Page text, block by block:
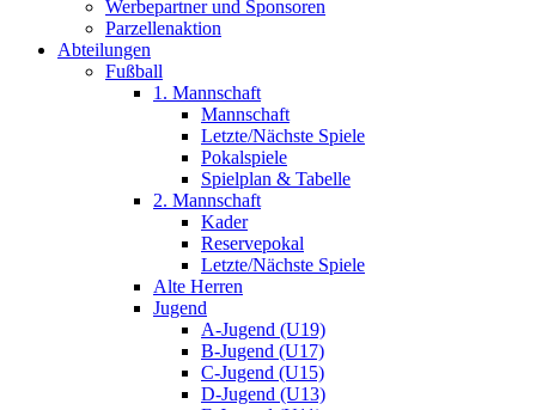
Werbepartner und Sponsoren
Parzellenaktion
Abteilungen
Fußball
1. Mannschaft
Mannschaft
Letzte/Nächste Spiele
Pokalspiele
Spielplan & Tabelle
2. Mannschaft
Kader
Reservepokal
Letzte/Nächste Spiele
Alte Herren
Jugend
A-Jugend (U19)
B-Jugend (U17)
C-Jugend (U15)
D-Jugend (U13)